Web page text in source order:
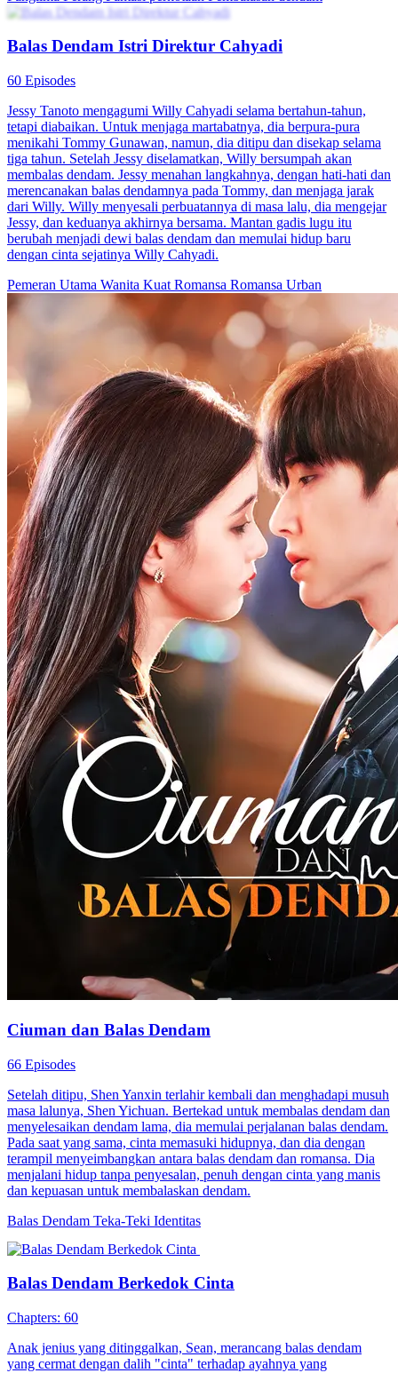
Balas Dendam yang Sempurna
65 Episodes
Hilda akhirnya akan bertemu kembali dengan saudari kembarnya,
Hannah, yang terpisah sejak kecil. Namun sebelum itu, Hannah
nyaris tewas akibat perundungan. Demi balas dendam dan
mengungkap kebenaran, Hilda menyamar sebagai Hannah dan
memulai permainan balas dendam yang berbahaya dan
menegangkan.
Identitas TersembunyiRomansa Romansa Urban